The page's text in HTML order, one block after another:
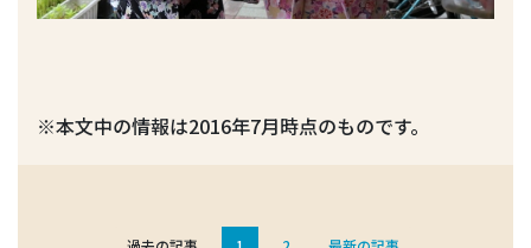
※本文中の情報は2016年7月時点のものです。